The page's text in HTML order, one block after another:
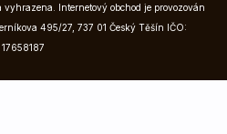
Internetový obchod je provozován
495/27, 737 01 Český Těšín IČO:
17658187